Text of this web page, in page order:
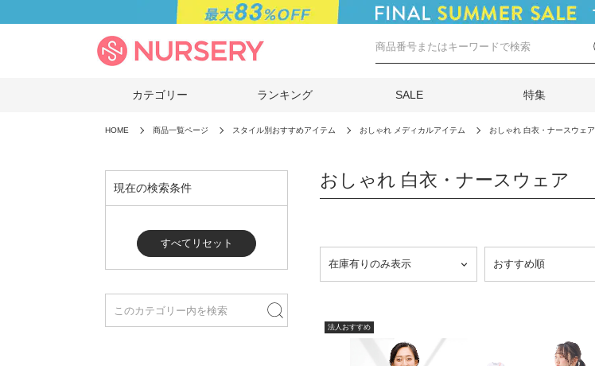
カテゴリー ランキング SALE 特集
HOME 商品一覧ページ スタイル別おすすめアイテム おしゃれ メディカルアイテム おしゃれ 白衣・ナースウェア
現在の検索条件
すべてリセット
おしゃれ 白衣・ナースウェア
法人おすすめ